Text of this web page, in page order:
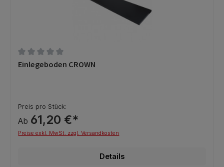
Durchschnittliche Bewertung von 0 von 5 Sternen
Einlegeboden CROWN
Preis pro Stück:
Ab 61,20 €*
Preise exkl. MwSt. zzgl. Versandkosten
Details